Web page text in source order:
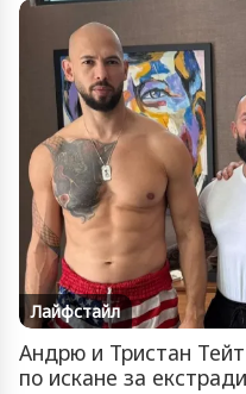
Лайфстайл
Андрю и Тристан
по искане за